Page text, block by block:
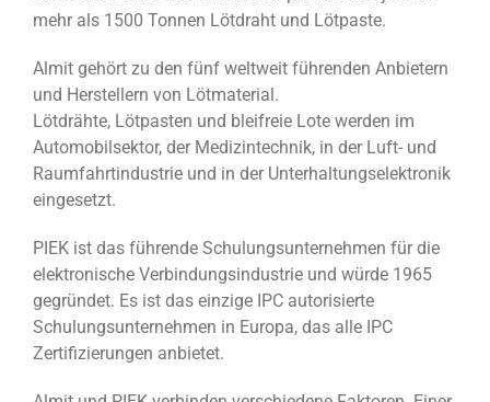
mehr als 1500 Tonnen Lötdraht und Lötpaste.
Almit gehört zu den fünf weltweit führenden Anbietern
und Herstellern von Lötmaterial.
Lötdrähte, Lötpasten und bleifreie Lote werden im
Automobilsektor, der Medizintechnik, in der Luft- und
Raumfahrtindustrie und in der Unterhaltungselektronik
eingesetzt.
PIEK ist das führende Schulungsunternehmen für die
elektronische Verbindungsindustrie und würde 1965
gegründet. Es ist das einzige IPC autorisierte
Schulungsunternehmen in Europa, das alle IPC
Zertifizierungen anbietet.